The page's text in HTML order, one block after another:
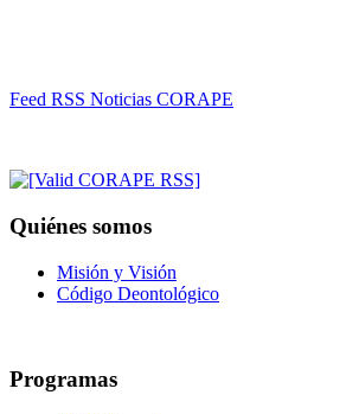
Feed RSS Noticias CORAPE
Quiénes somos
Misión y Visión
Código Deontológico
Programas